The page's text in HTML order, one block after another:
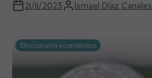
21/11/2023 Ismael Díaz Canales
Diccionario económico